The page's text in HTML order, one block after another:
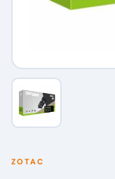
ZOTAC